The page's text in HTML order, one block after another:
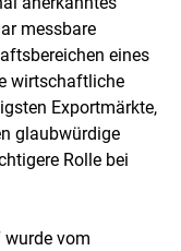
messbare
eines
wirtschaftliche
Exportmärkte,
glaubwürdige
Rolle bei
wurde vom